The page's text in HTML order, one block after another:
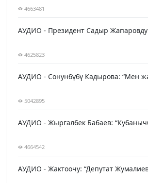
4663481
АУДИО - Президент Садыр
4625823
АУДИО - Сонунбүбү Кадырова: “Мен
5042895
АУДИО - Жыргалбек Бабаев:
4664542
АУДИО - Жактоочу: “Депутат